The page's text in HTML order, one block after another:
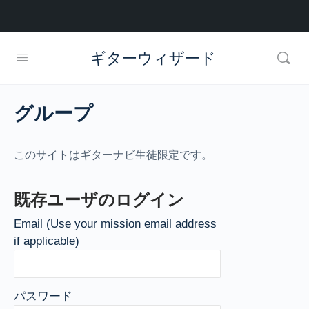
ギターウィザード
グループ
このサイトはギターナビ生徒限定です。
既存ユーザのログイン
Email (Use your mission email address
if applicable)
パスワード